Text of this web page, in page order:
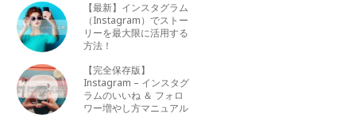
【最新】インスタグラム
（Instagram）でストー
リーを最大限に活用する
方法！
【完全保存版】
Instagram – インスタグ
ラムのいいね ＆ フォロ
ワー増やし方マニュアル